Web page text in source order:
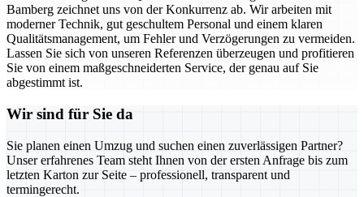
Bamberg zeichnet uns von der Konkurrenz ab. Wir arbeiten mit
moderner Technik, gut geschultem Personal und einem klaren
Qualitätsmanagement, um Fehler und Verzögerungen zu vermeiden.
Lassen Sie sich von unseren Referenzen überzeugen und profitieren
Sie von einem maßgeschneiderten Service, der genau auf Sie
abgestimmt ist.
Wir sind für Sie da
Sie planen einen Umzug und suchen einen zuverlässigen Partner?
Unser erfahrenes Team steht Ihnen von der ersten Anfrage bis zum
letzten Karton zur Seite – professionell, transparent und
termingerecht.